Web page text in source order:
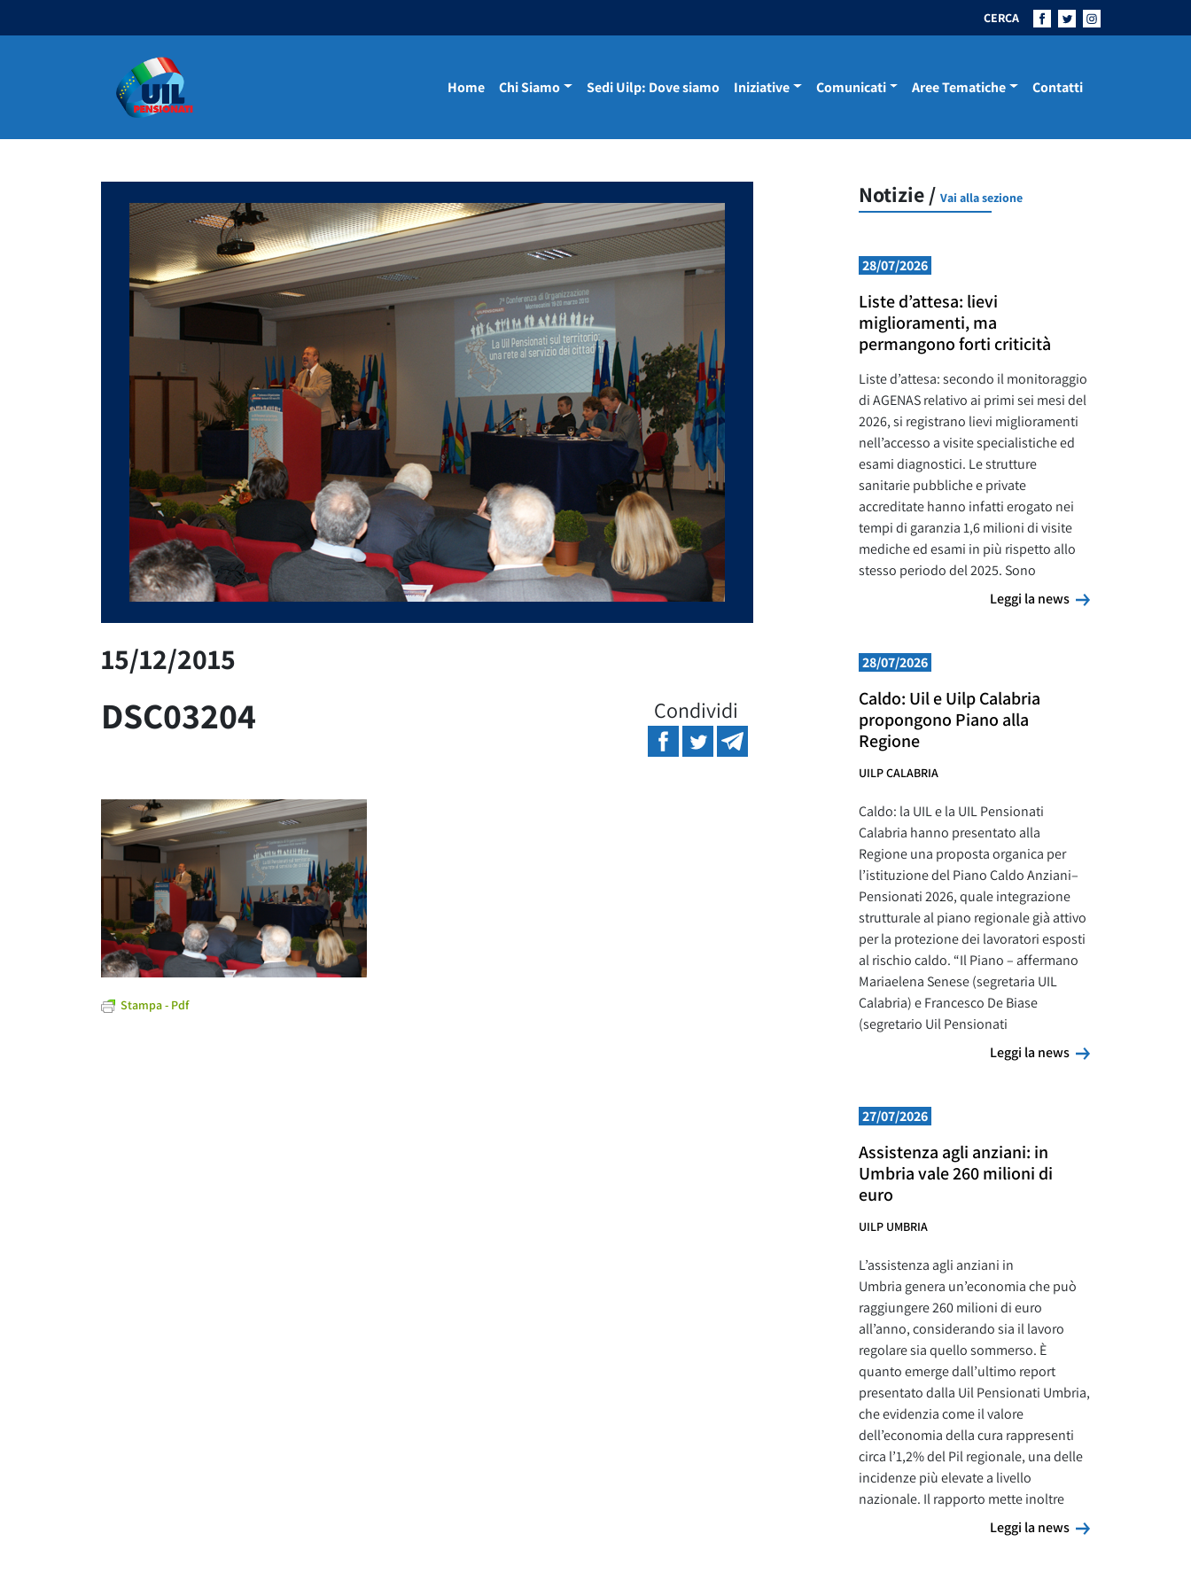
CERCA
Navigazione principale Home Chi Siamo Sedi Uilp: Dove siamo Iniziative Comunicati Aree Tematiche Contatti
15/12/2015
DSC03204 Condividi
Stampa - Pdf
Notizie / Vai alla sezione
28/07/2026
Liste d’attesa: lievi
miglioramenti, ma
permangono forti criticità
Liste d’attesa: secondo il monitoraggio
di AGENAS relativo ai primi sei mesi del
2026, si registrano lievi miglioramenti
nell’accesso a visite specialistiche ed
esami diagnostici. Le strutture
sanitarie pubbliche e private
accreditate hanno infatti erogato nei
tempi di garanzia 1,6 milioni di visite
mediche ed esami in più rispetto allo
stesso periodo del 2025. Sono
Leggi la news
Leggi la news
28/07/2026
Caldo: Uil e Uilp Calabria
propongono Piano alla
Regione
UILP CALABRIA
Caldo: la UIL e la UIL Pensionati
Calabria hanno presentato alla
Regione una proposta organica per
l’istituzione del Piano Caldo Anziani–
Pensionati 2026, quale integrazione
strutturale al piano regionale già attivo
per la protezione dei lavoratori esposti
al rischio caldo. “Il Piano – affermano
Mariaelena Senese (segretaria UIL
Calabria) e Francesco De Biase
(segretario Uil Pensionati
Leggi la news
Leggi la news
27/07/2026
Assistenza agli anziani: in
Umbria vale 260 milioni di
euro
UILP UMBRIA
L’assistenza agli anziani in
Umbria genera un’economia che può
raggiungere 260 milioni di euro
all’anno, considerando sia il lavoro
regolare sia quello sommerso. È
quanto emerge dall’ultimo report
presentato dalla Uil Pensionati Umbria,
che evidenzia come il valore
dell’economia della cura rappresenti
circa l’1,2% del Pil regionale, una delle
incidenze più elevate a livello
nazionale. Il rapporto mette inoltre
Leggi la news
Leggi la news